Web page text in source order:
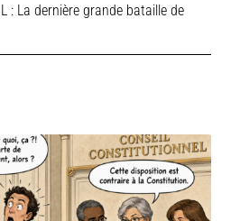
: La dernière grande bataille de